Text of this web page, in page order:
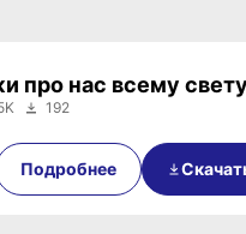
00:42
про нас всему свету
192
Подробнее